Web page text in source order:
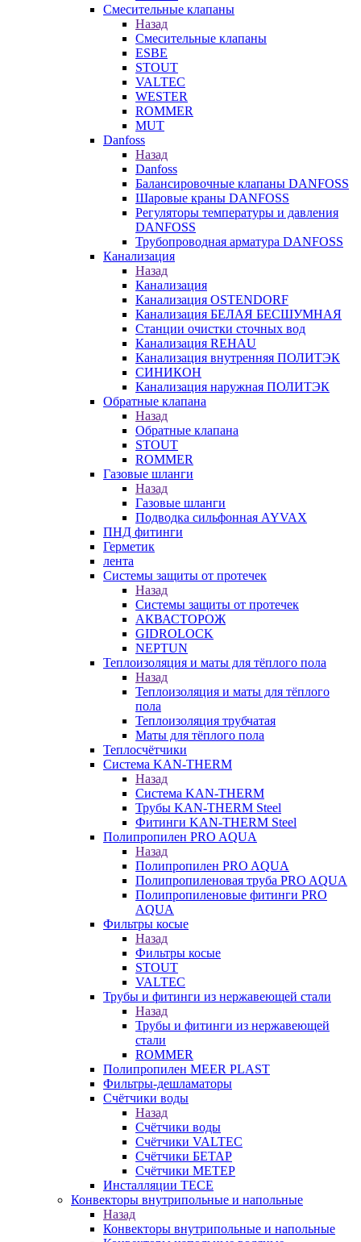
Смесительные клапаны
Назад
Смесительные клапаны
ESBE
STOUT
VALTEC
WESTER
ROMMER
MUT
Danfoss
Назад
Danfoss
Балансировочные клапаны DANFOSS
Шаровые краны DANFOSS
Регуляторы температуры и давления
DANFOSS
Трубопроводная арматура DANFOSS
Канализация
Назад
Канализация
Канализация OSTENDORF
Канализация БЕЛАЯ БЕСШУМНАЯ
Станции очистки сточных вод
Канализация REHAU
Канализация внутренняя ПОЛИТЭК
СИНИКОН
Канализация наружная ПОЛИТЭК
Обратные клапана
Назад
Обратные клапана
STOUT
ROMMER
Газовые шланги
Назад
Газовые шланги
Подводка сильфонная AYVAX
ПНД фитинги
Герметик
лента
Системы защиты от протечек
Назад
Системы защиты от протечек
АКВАСТОРОЖ
GIDROLOCK
NEPTUN
Теплоизоляция и маты для тёплого пола
Назад
Теплоизоляция и маты для тёплого
пола
Теплоизоляция трубчатая
Маты для тёплого пола
Теплосчётчики
Система KAN-THERM
Назад
Система KAN-THERM
Трубы KAN-THERM Steel
Фитинги KAN-THERM Steel
Полипропилен PRO AQUA
Назад
Полипропилен PRO AQUA
Полипропиленовая труба PRO AQUA
Полипропиленовые фитинги PRO
AQUA
Фильтры косые
Назад
Фильтры косые
STOUT
VALTEC
Трубы и фитинги из нержавеющей стали
Назад
Трубы и фитинги из нержавеющей
стали
ROMMER
Полипропилен MEER PLAST
Фильтры-дешламаторы
Счётчики воды
Назад
Счётчики воды
Счётчики VALTEC
Счётчики БЕТАР
Счётчики МЕТЕР
Инсталляции TECE
Конвекторы внутрипольные и напольные
Назад
Конвекторы внутрипольные и напольные